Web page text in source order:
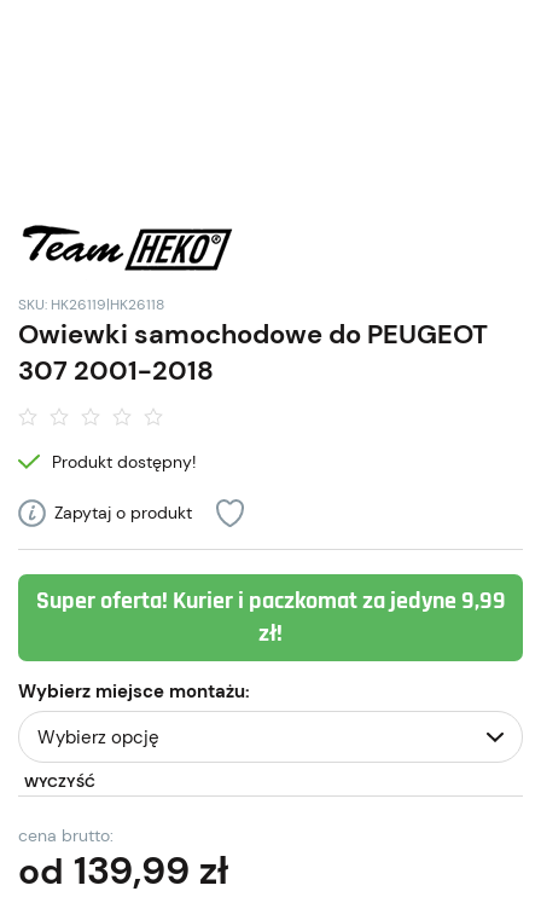
SKU: HK26119|HK26118
Owiewki samochodowe do PEUGEOT
307 2001-2018
Produkt dostępny!
Zapytaj o produkt
Super oferta! Kurier i paczkomat za jedyne 9,99
zł!
Wybierz miejsce montażu:
WYCZYŚĆ
cena brutto:
od 139,99 zł